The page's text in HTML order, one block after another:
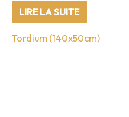
LIRE LA SUITE
Tordium (140x50cm)